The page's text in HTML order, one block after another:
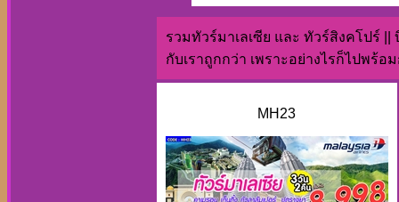
รวมทัวร์มาเลเซีย และ ทัวร์สิงคโปร์
กับเราถูกกว่า เพราะอย่างไรก็ไปพร้อ
MH23